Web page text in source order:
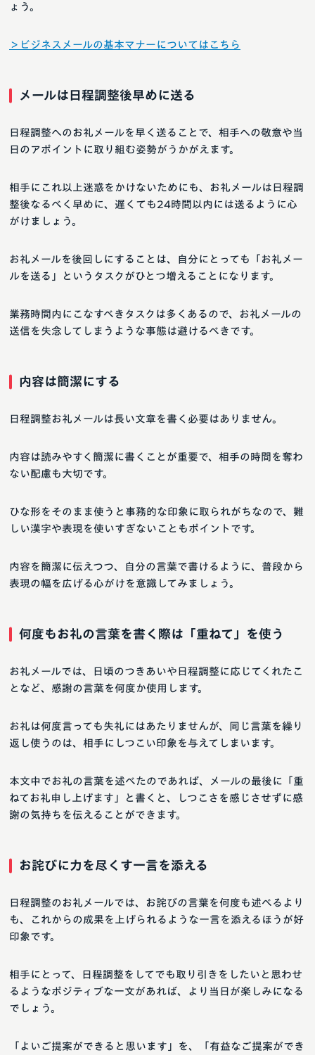
ょう。
＞ビジネスメールの基本マナーについてはこちら
メールは日程調整後早めに送る
日程調整へのお礼メールを早く送ることで、相手への敬意や当
日のアポイントに取り組む姿勢がうかがえます。
相手にこれ以上迷惑をかけないためにも、お礼メールは日程調
整後なるべく早めに、遅くても24時間以内には送るように心
がけましょう。
お礼メールを後回しにすることは、自分にとっても「お礼メー
ルを送る」というタスクがひとつ増えることになります。
業務時間内にこなすべきタスクは多くあるので、お礼メールの
送信を失念してしまうような事態は避けるべきです。
内容は簡潔にする
日程調整お礼メールは長い文章を書く必要はありません。
内容は読みやすく簡潔に書くことが重要で、相手の時間を奪わ
ない配慮も大切です。
ひな形をそのまま使うと事務的な印象に取られがちなので、難
しい漢字や表現を使いすぎないこともポイントです。
内容を簡潔に伝えつつ、自分の言葉で書けるように、普段から
表現の幅を広げる心がけを意識してみましょう。
何度もお礼の言葉を書く際は「重ねて」を使う
お礼メールでは、日頃のつきあいや日程調整に応じてくれたこ
となど、感謝の言葉を何度か使用します。
お礼は何度言っても失礼にはあたりませんが、同じ言葉を繰り
返し使うのは、相手にしつこい印象を与えてしまいます。
本文中でお礼の言葉を述べたのであれば、メールの最後に「重
ねてお礼申し上げます」と書くと、しつこさを感じさせずに感
謝の気持ちを伝えることができます。
お詫びに力を尽くす一言を添える
日程調整のお礼メールでは、お詫びの言葉を何度も述べるより
も、これからの成果を上げられるような一言を添えるほうが好
印象です。
相手にとって、日程調整をしてでも取り引きをしたいと思わせ
るようなポジティブな一文があれば、より当日が楽しみになる
でしょう。
「よいご提案ができると思います」を、「有益なご提案ができ